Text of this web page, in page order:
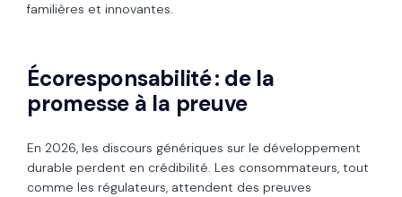
familières et innovantes.
Écoresponsabilité : de la
promesse à la preuve
En 2026, les discours génériques sur le développement
durable perdent en crédibilité. Les consommateurs, tout
comme les régulateurs, attendent des preuves